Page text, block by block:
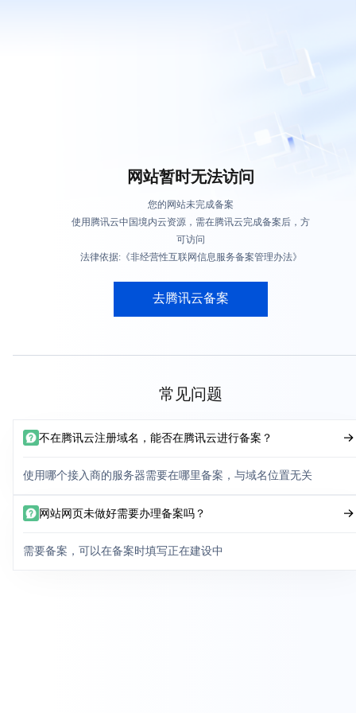
网站暂时无法访问
您的网站未完成备案
使用腾讯云中国境内云资源，需在腾讯云完成备案后，方
可访问
法律依据:《非经营性互联网信息服务备案管理办法》
去腾讯云备案
常见问题
不在腾讯云注册域名，能否在腾讯云进行备案？
使用哪个接入商的服务器需要在哪里备案，与域名位置无关
网站网页未做好需要办理备案吗？
需要备案，可以在备案时填写正在建设中